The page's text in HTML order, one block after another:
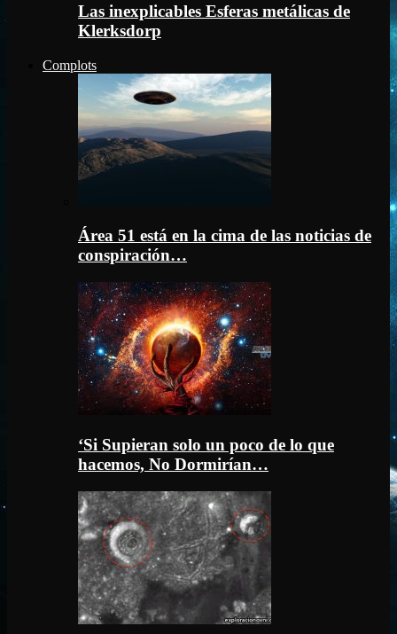
Las inexplicables Esferas metálicas de
Klerksdorp
Complots
Área 51 está en la cima de las noticias de
conspiración…
‘Si Supieran solo un poco de lo que
hacemos, No Dormirían…